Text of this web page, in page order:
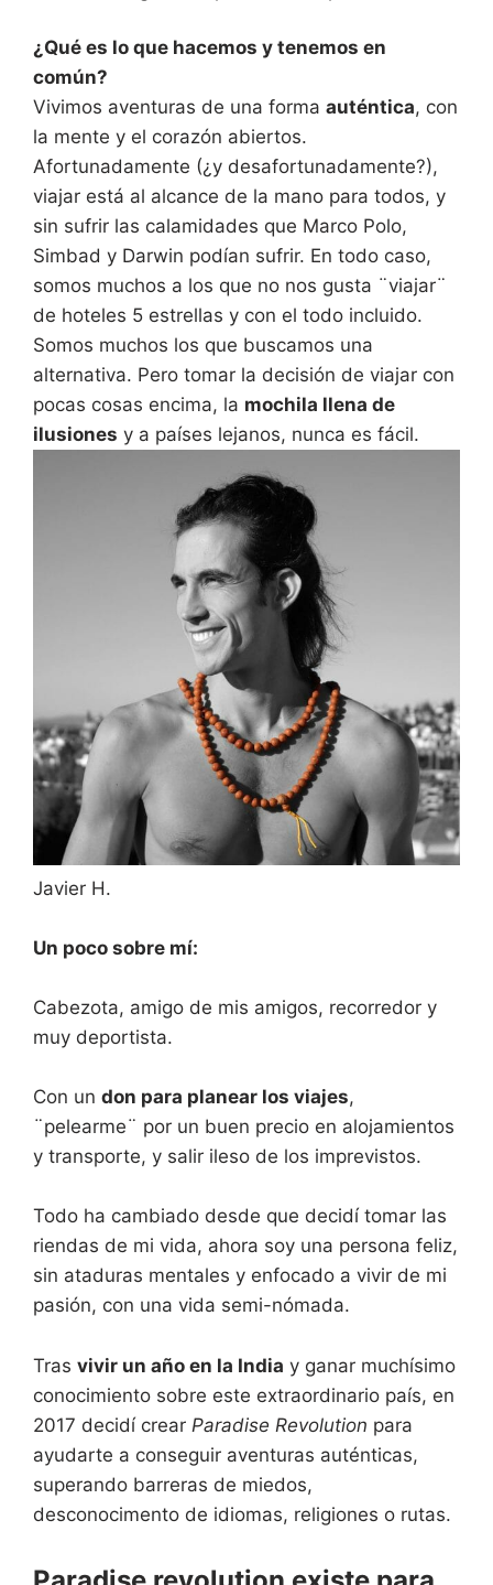
¿Qué es lo que hacemos y tenemos en
común?
Vivimos aventuras de una forma auténtica, con
la mente y el corazón abiertos.
Afortunadamente (¿y desafortunadamente?),
viajar está al alcance de la mano para todos, y
sin sufrir las calamidades que Marco Polo,
Simbad y Darwin podían sufrir. En todo caso,
somos muchos a los que no nos gusta ¨viajar¨
de hoteles 5 estrellas y con el todo incluido.
Somos muchos los que buscamos una
alternativa. Pero tomar la decisión de viajar con
pocas cosas encima, la mochila llena de
ilusiones y a países lejanos, nunca es fácil.
Javier H.
Un poco sobre mí:
Cabezota, amigo de mis amigos, recorredor y
muy deportista.
Con un don para planear los viajes,
¨pelearme¨ por un buen precio en alojamientos
y transporte, y salir ileso de los imprevistos.
Todo ha cambiado desde que decidí tomar las
riendas de mi vida, ahora soy una persona feliz,
sin ataduras mentales y enfocado a vivir de mi
pasión, con una vida semi-nómada.
Tras vivir un año en la India y ganar muchísimo
conocimiento sobre este extraordinario país, en
2017 decidí crear Paradise Revolution para
ayudarte a conseguir aventuras auténticas,
superando barreras de miedos,
desconocimento de idiomas, religiones o rutas.